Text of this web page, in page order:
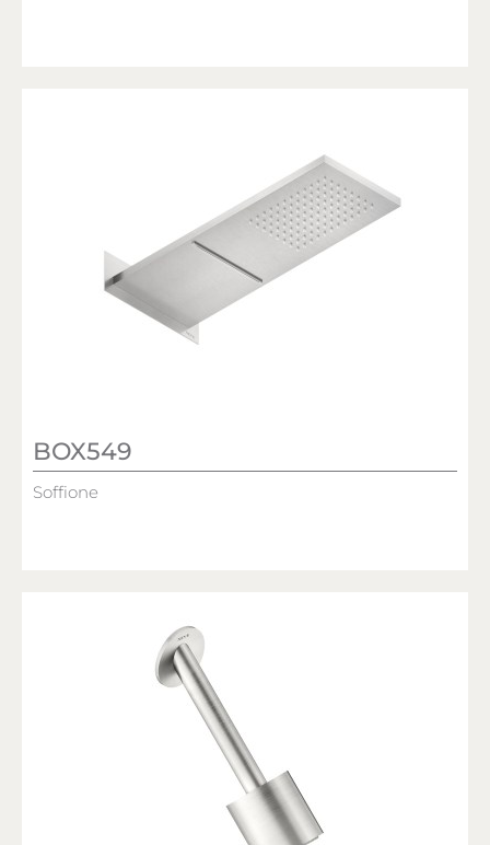
BOX549
Soffione